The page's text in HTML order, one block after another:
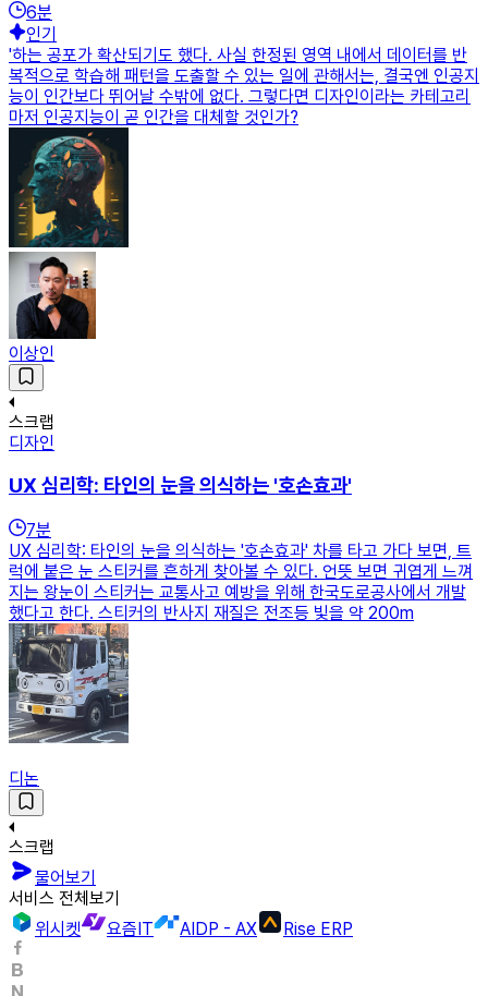
6분
인기
'하는 공포가 확산되기도 했다. 사실 한정된 영역 내에서 데이터를 반
복적으로 학습해 패턴을 도출할 수 있는 일에 관해서는, 결국엔 인공지
능이 인간보다 뛰어날 수밖에 없다. 그렇다면 디자인이라는 카테고리
마저 인공지능이 곧 인간을 대체할 것인가?
이상인
스크랩
디자인
UX 심리학: 타인의 눈을 의식하는 '호손효과'
7분
UX 심리학: 타인의 눈을 의식하는 '호손효과' 차를 타고 가다 보면, 트
럭에 붙은 눈 스티커를 흔하게 찾아볼 수 있다. 언뜻 보면 귀엽게 느껴
지는 왕눈이 스티커는 교통사고 예방을 위해 한국도로공사에서 개발
했다고 한다. 스티커의 반사지 재질은 전조등 빛을 약 200m
디논
스크랩
물어보기
서비스 전체보기
위시켓
요즘IT AIDP - AX Rise ERP